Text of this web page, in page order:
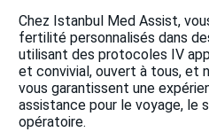
Chez Istanbul Med Assist,
fertilité personnalisés dans
utilisant des protocoles IV
et convivial, ouvert à tous, et
vous garantissent une
assistance pour le voyage, le
opératoire.